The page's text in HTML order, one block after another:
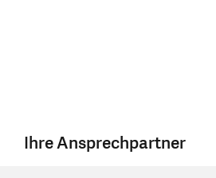
Ihre Ansprechpartner